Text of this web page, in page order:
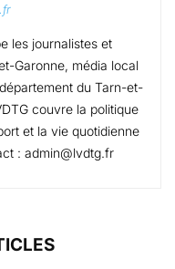
les journalistes et
Garonne, média local
du Tarn-et-
couvre la politique
et la vie quotidienne
: admin@lvdtg.fr